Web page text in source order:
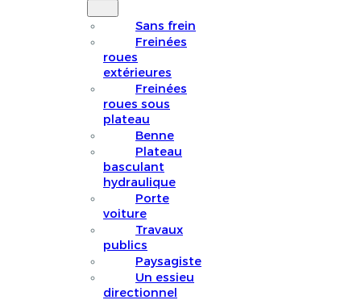
Sans frein
Freinées
roues
extérieures
Freinées
roues sous
plateau
Benne
Plateau
basculant
hydraulique
Porte
voiture
Travaux
publics
Paysagiste
Un essieu
directionnel